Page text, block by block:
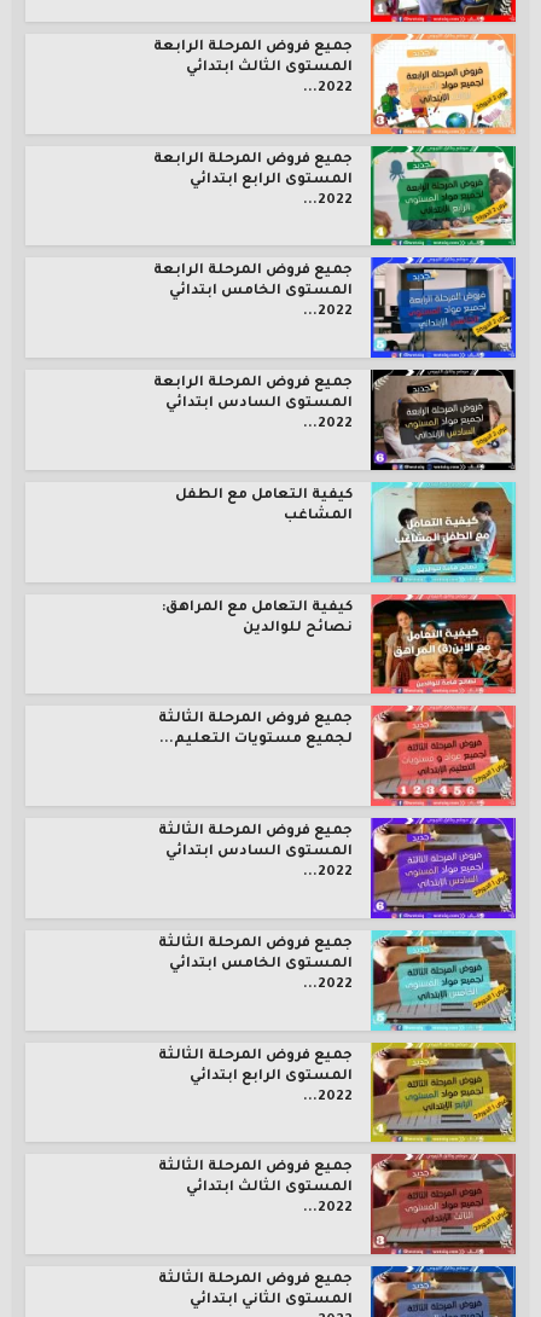
جميع فروض المرحلة الرابعة
المستوى الثالث ابتدائي
2022...
جميع فروض المرحلة الرابعة
المستوى الرابع ابتدائي
2022...
جميع فروض المرحلة الرابعة
المستوى الخامس ابتدائي
2022...
جميع فروض المرحلة الرابعة
المستوى السادس ابتدائي
2022...
كيفية التعامل مع الطفل
المشاغب
كيفية التعامل مع المراهق:
نصائح للوالدين
جميع فروض المرحلة الثالثة
لجميع مستويات التعليم...
جميع فروض المرحلة الثالثة
المستوى السادس ابتدائي
2022...
جميع فروض المرحلة الثالثة
المستوى الخامس ابتدائي
2022...
جميع فروض المرحلة الثالثة
المستوى الرابع ابتدائي
2022...
جميع فروض المرحلة الثالثة
المستوى الثالث ابتدائي
2022...
جميع فروض المرحلة الثالثة
المستوى الثاني ابتدائي